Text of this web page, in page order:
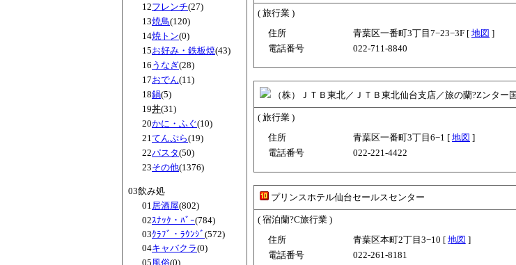
12フレンチ(27)
13焼鳥(120)
14焼トン(0)
15お好み・鉄板焼(43)
16 うなぎ(28)
17おでん(11)
18鍋(5)
19丼(31)
20かに・ふぐ(10)
21 てんぷら(19)
22パスタ(50)
23その他(1376)
03飲み処
01 居酒屋(802)
02ｽﾅｯｸ・ﾊﾞｰ(784)
03ｸﾗﾌﾞ・ﾗｳﾝｼﾞ (572)
04キャバクラ(0)
05風俗(0)
( 旅行業 )
住所
青葉区一番町3丁目7−23−3F [ 地図 ]
電話番号
022-711-8840
（株）ＪＴＢ東北／ＪＴＢ東北仙台支店／旅の蘭?Zンター
( 旅行業 )
住所
青葉区一番町3丁目6−1 [ 地図 ]
電話番号
022-221-4422
プリンスホテル仙台セールスセンター
( 宿泊蘭?C旅行業 )
住所
青葉区本町2丁目3−10 [ 地図 ]
電話番号
022-261-8181